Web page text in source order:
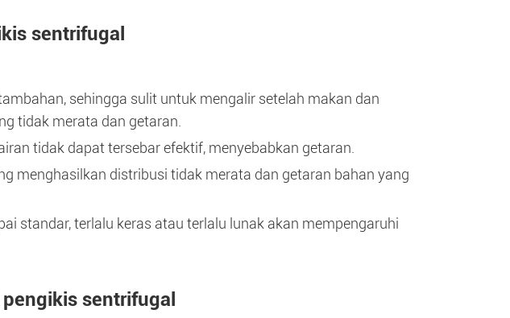
sentrifugal
sehingga sulit untuk mengalir setelah makan dan
tidak merata dan getaran.
tidak dapat tersebar efektif, menyebabkan getaran.
menghasilkan distribusi tidak merata dan getaran bahan yang
standar, terlalu keras atau terlalu lunak akan mempengaruhi
sentrifugal